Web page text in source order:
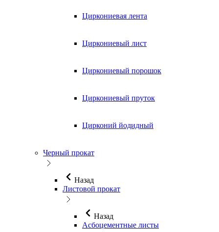
Циркониевая лента
Циркониевый лист
Циркониевый порошок
Циркониевый пруток
Цирконий йодидный
Черный прокат
Назад
Листовой прокат
Назад
Асбоцементные листы